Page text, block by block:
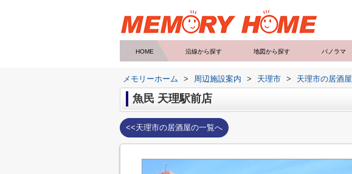
HOME 沿線から探す 地図から探す パノラマ
メモリーホーム > 周辺施設案内 > 天理市 > 天理市の居酒屋
魚民 天理駅前店
<<天理市の居酒屋の一覧へ